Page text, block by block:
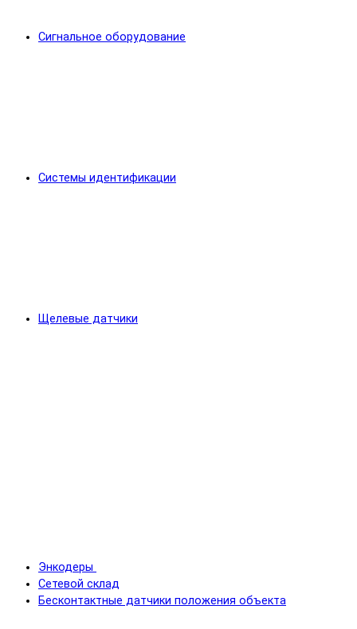
Сигнальное оборудование
Системы идентификации
Щелевые датчики
Энкодеры
Сетевой склад
Бесконтактные датчики положения объекта